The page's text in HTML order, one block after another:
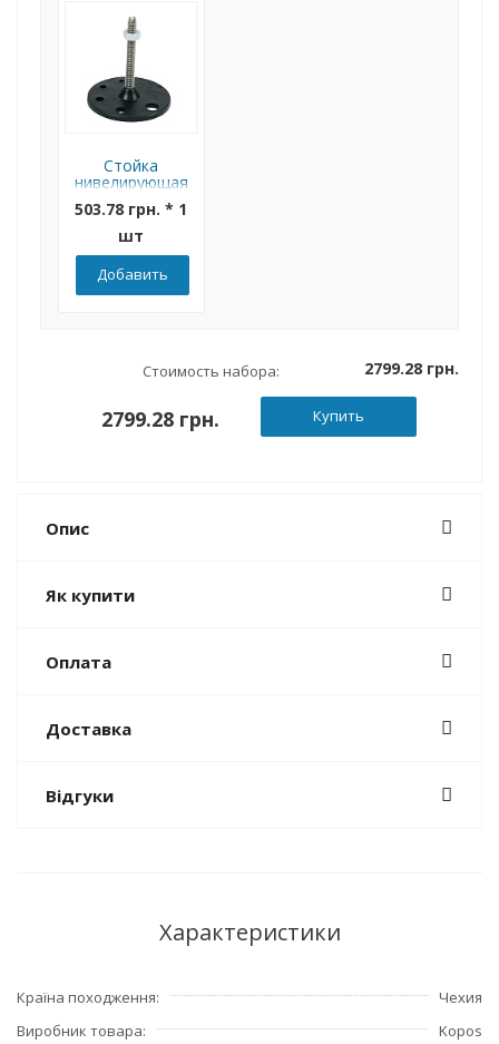
Стойка
нивелирующая
для Kobobox 57
и 80 Kopos
(SN_XX)
503.78 грн. * 1
шт
Добавить
Стоимость набора: 2799.28 грн.
2799.28 грн. Купить
Опис
Як купити
Оплата
Доставка
Відгуки
Характеристики
Країна походження
Чехия
Виробник товара
Kopos